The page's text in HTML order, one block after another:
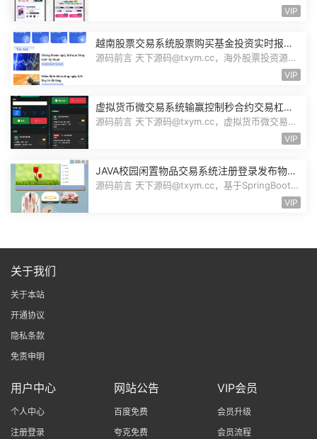
VIP
越南股票交易系统股票购买基金投资实时报价
交易信息投资组合海外股票投资PHP源码
源码前言 天下源码@txym.cc，海外股票投资源
VIP
虚拟货币微交易系统输赢控制秒合约交易杠杆
交易现货交易跟单员模式纯英文版源码BitTong
源码前言 天下源码@txym.cc，虚拟货币微交易投
VIP
JAVA校园闲置物品交易系统注册登录发布物品
搜索物品物品交易文章资讯商家管理源码
源码前言 天下源码@txym.cc，基于SpringBoot的
VIP
关于我们
关于本站
开通协议
隐私条款
免责申明
用户中心
个人中心
注册登录
网站公告
百度免费
夸克免费
VIP会员
会员升级
会员流程